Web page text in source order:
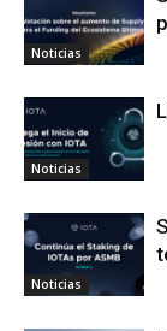
Noticias
Noticias
Noticias